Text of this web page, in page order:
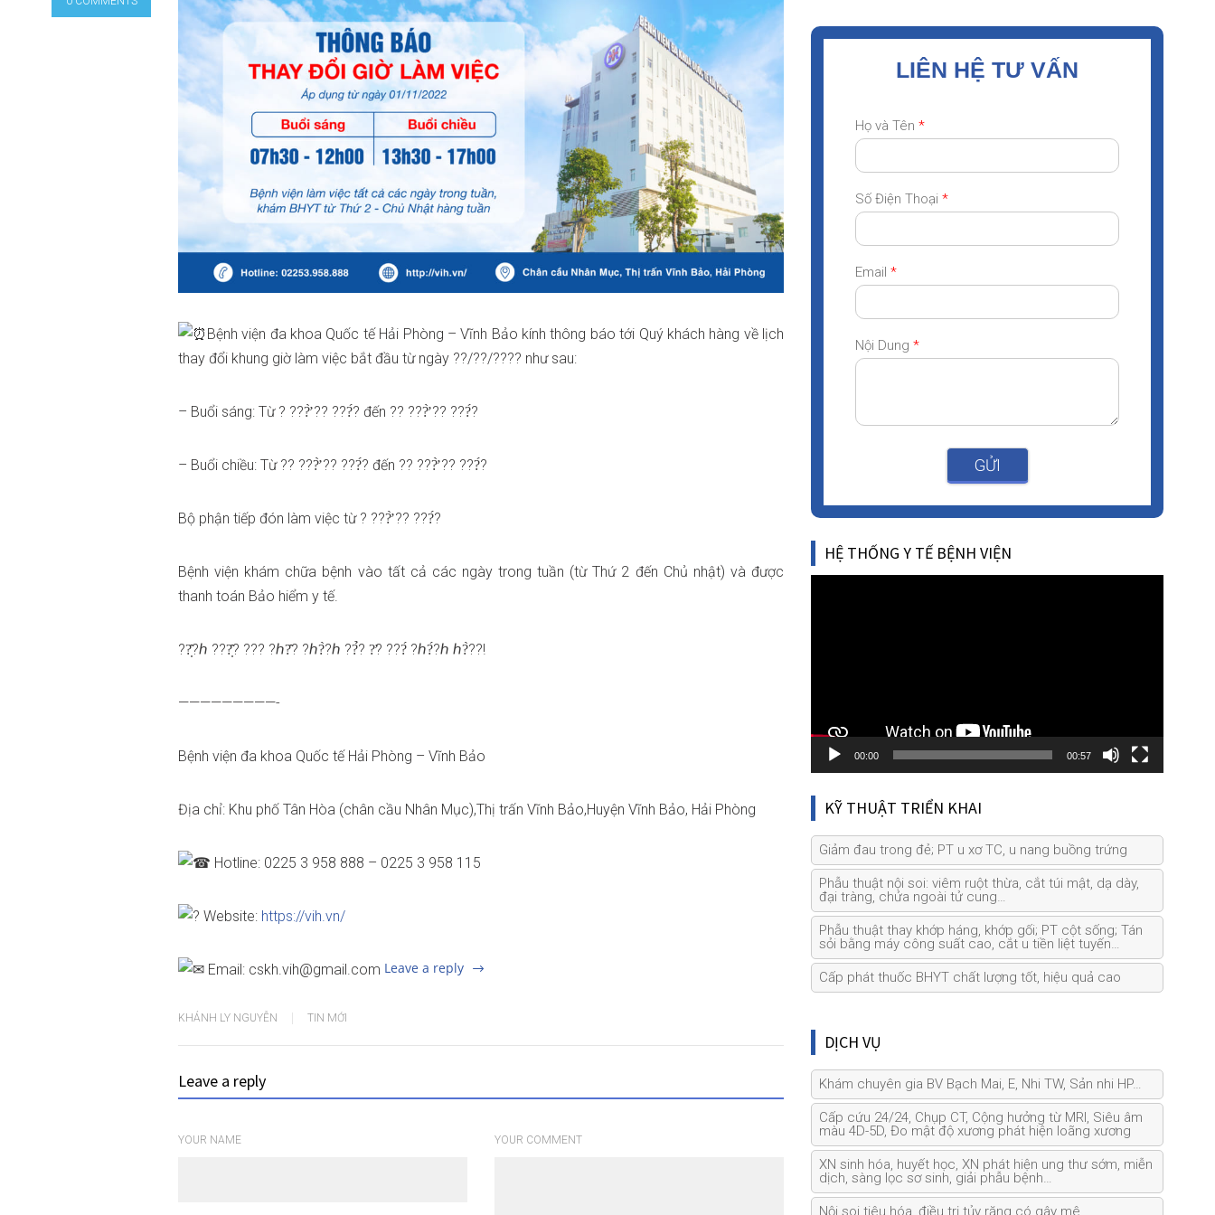
Bệnh viện đa khoa Quốc tế Hải Phòng – Vĩnh Bảo kính thông báo tới Quý khách hàng về lịch
thay đổi khung giờ làm việc bắt đầu từ ngày ??/??/???? như sau:
– Buổi sáng: Từ ? ???̛̀ ?? ???́? đến ?? ???̛̀ ?? ???́?
– Buổi chiều: Từ ?? ???̛̀ ?? ???́? đến ?? ???̛̀ ?? ???́?
Bộ phận tiếp đón làm việc từ ? ???̛̀ ?? ???́?
Bệnh viện khám chữa bệnh vào tất cả các ngày trong tuần (từ Thứ 2 đến Chủ nhật) và được
thanh toán Bảo hiểm y tế.
??̣̂?ℎ ???̣̂? ??? ?ℎ?̂? ?ℎ?̀?ℎ ??̉? ?̛? ???́ ?ℎ?́?ℎ ℎ?̀??!
—————————-
Bệnh viện đa khoa Quốc tế Hải Phòng – Vĩnh Bảo
Địa chỉ: Khu phố Tân Hòa (chân cầu Nhân Mục),Thị trấn Vĩnh Bảo,Huyện Vĩnh Bảo, Hải Phòng
Hotline: 0225 3 958 888 – 0225 3 958 115
Website: https://vih.vn/
Email: cskh.vih@gmail.com Leave a reply
KHÁNH LY NGUYỄN TIN MỚI
Leave a reply
YOUR NAME YOUR COMMENT
LIÊN HỆ TƯ VẤN
Họ và Tên *
Số Điện Thoại *
Email *
Nội Dung *
GỬI
HỆ THỐNG Y TẾ BỆNH VIỆN
Video
00:00 00:57
KỸ THUẬT TRIỂN KHAI
Giảm đau trong đẻ; PT u xơ TC, u nang buồng trứng
Phẫu thuật nội soi: viêm ruột thừa, cắt túi mật, dạ dày,
đại tràng, chửa ngoài tử cung…
Phẫu thuật thay khớp háng, khớp gối; PT cột sống; Tán
sỏi bằng máy công suất cao, cắt u tiền liệt tuyến…
Cấp phát thuốc BHYT chất lượng tốt, hiệu quả cao
DỊCH VỤ
Khám chuyên gia BV Bạch Mai, E, Nhi TW, Sản nhi HP…
Cấp cứu 24/24, Chụp CT, Cộng hưởng từ MRI, Siêu âm
màu 4D-5D, Đo mật độ xương phát hiện loãng xương
XN sinh hóa, huyết học, XN phát hiện ung thư sớm, miễn
dịch, sàng lọc sơ sinh, giải phẫu bệnh…
Nội soi tiêu hóa, điều trị tủy răng có gây mê